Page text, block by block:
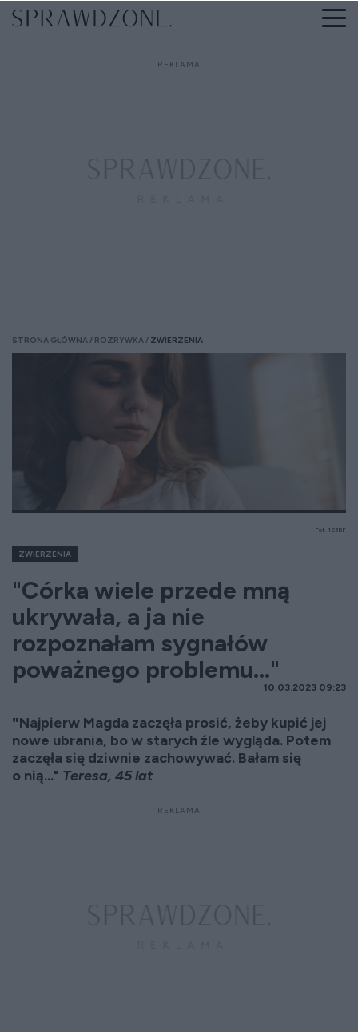
STRONA GŁÓWNA ROZRYWKA ZWIERZENIA
Fot. 123RF
ZWIERZENIA
"Córka wiele przede mną
ukrywała, a ja nie
rozpoznałam sygnałów
poważnego problemu..."
10.03.2023 09:23
"Najpierw Magda zaczęła prosić, żeby kupić jej
nowe ubrania, bo w starych źle wygląda. Potem
zaczęła się dziwnie zachowywać. Bałam się
o nią..." Teresa, 45 lat